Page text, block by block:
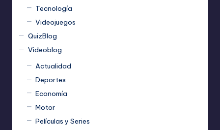
Tecnología
Videojuegos
QuizBlog
Videoblog
Actualidad
Deportes
Economía
Motor
Películas y Series